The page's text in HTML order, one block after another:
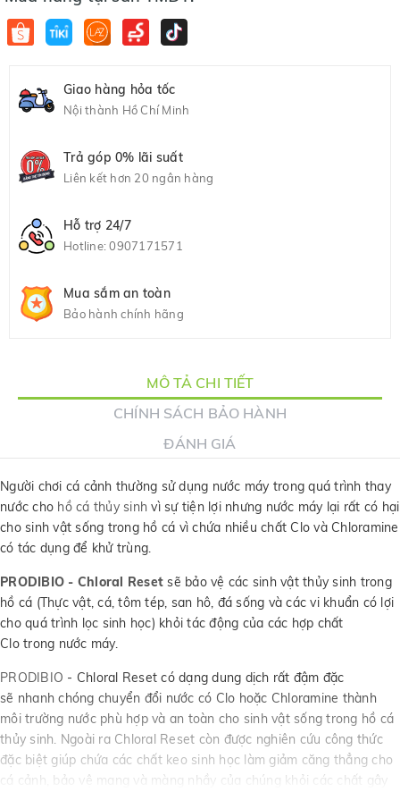
Giao hàng hỏa tốc
Nội thành Hồ Chí Minh
Trả góp 0% lãi suất
Liên kết hơn 20 ngân hàng
Hỗ trợ 24/7
Hotline:0907171571
Mua sắm an toàn
Bảo hành chính hãng
MÔ TẢ CHI TIẾT
CHÍNH SÁCH BẢO HÀNH
ĐÁNH GIÁ
Người chơi cá cảnh thường sử dụng nước máy trong quá trình thay
nước cho hồ cá thủy sinh vì sự tiện lợi nhưng nước máy lại rất có hại
cho sinh vật sống trong hồ cá vì chứa nhiều chất Clo và Chloramine
có tác dụng để khử trùng.
PRODIBIO - Chloral Reset sẽ bảo vệ các sinh vật thủy sinh trong
hồ cá (Thực vật, cá, tôm tép, san hô, đá sống và các vi khuẩn có lợi
cho quá trình lọc sinh học) khỏi tác động của các hợp chất
Clo trong nước máy.
PRODIBIO - Chloral Reset có dạng dung dịch rất đậm đặc
sẽ nhanh chóng chuyển đổi nước có Clo hoặc Chloramine thành
môi trường nước phù hợp và an toàn cho sinh vật sống trong hồ cá
thủy sinh. Ngoài ra Chloral Reset còn được nghiên cứu công thức
đặc biệt giúp chứa các chất keo sinh học làm giảm căng thẳng cho
cá cảnh, bảo vệ mang và màng nhầy của chúng khỏi các chất gây